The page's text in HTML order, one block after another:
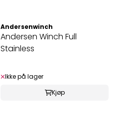
Andersenwinch
Andersen Winch Full
Stainless
Ikke på lager
Kjøp